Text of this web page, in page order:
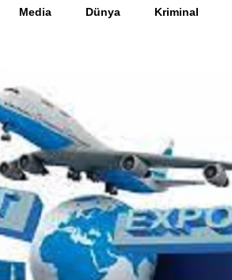
Media Dünya Kriminal